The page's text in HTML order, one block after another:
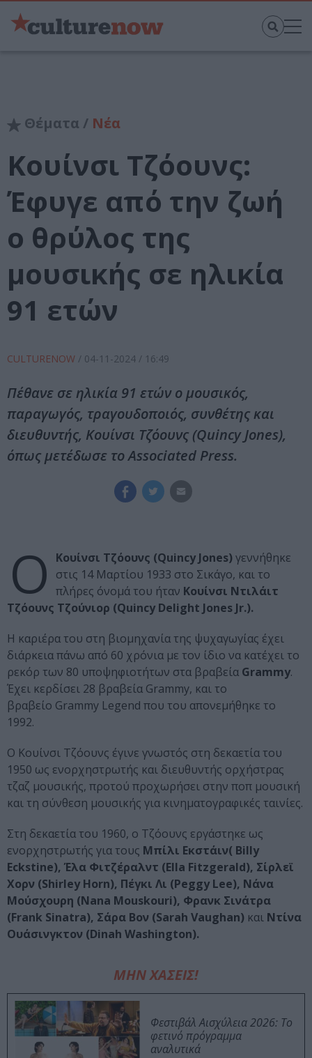
Θέματα / Νέα
Κουίνσι Τζόουνς:
Έφυγε από την ζωή
ο θρύλος της
μουσικής σε ηλικία
91 ετών
CULTURENOW / 04-11-2024 / 16:49
Πέθανε σε ηλικία 91 ετών ο μουσικός,
παραγωγός, τραγουδοποιός, συνθέτης και
διευθυντής, Κουίνσι Τζόουνς (Quincy Jones),
όπως μετέδωσε το Associated Press.
Ο Κουίνσι Τζόουνς (Quincy Jones) γεννήθηκε
στις 14 Μαρτίου 1933 στο Σικάγο, και το
πλήρες όνομά του ήταν Κουίνσι Ντιλάιτ
Τζόουνς Τζούνιορ (Quincy Delight Jones Jr.).
Η καριέρα του στη βιομηχανία της ψυχαγωγίας έχει
διάρκεια πάνω από 60 χρόνια με τον ίδιο να κατέχει το
ρεκόρ των 80 υποψηφιοτήτων στα βραβεία Grammy.
Έχει κερδίσει 28 βραβεία Grammy, και το
βραβείο Grammy Legend που του απονεμήθηκε το
1992.
Ο Κουίνσι Τζόουνς έγινε γνωστός στη δεκαετία του
1950 ως ενορχηστρωτής και διευθυντής ορχήστρας
τζαζ μουσικής, προτού προχωρήσει στην ποπ μουσική
και τη σύνθεση μουσικής για κινηματογραφικές ταινίες.
Στη δεκαετία του 1960, ο Τζόουνς εργάστηκε ως
ενορχηστρωτής για τους Μπίλι Εκστάιν( Billy
Eckstine), Έλα Φιτζέραλντ (Ella Fitzgerald), Σίρλεϊ
Χορν (Shirley Horn), Πέγκι Λι (Peggy Lee), Νάνα
Μούσχουρη (Nana Mouskouri), Φρανκ Σινάτρα
(Frank Sinatra), Σάρα Βον (Sarah Vaughan) και Ντίνα
Ουάσινγκτον (Dinah Washington).
ΜΗΝ ΧΑΣΕΙΣ!
Φεστιβάλ Αισχύλεια 2026: Το
φετινό πρόγραμμα
αναλυτικά